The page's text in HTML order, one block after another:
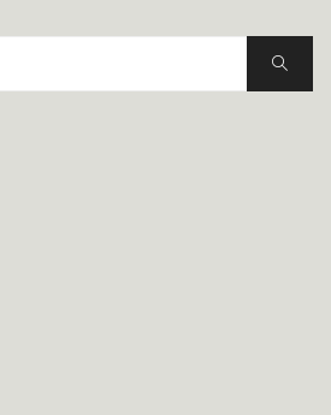
Search